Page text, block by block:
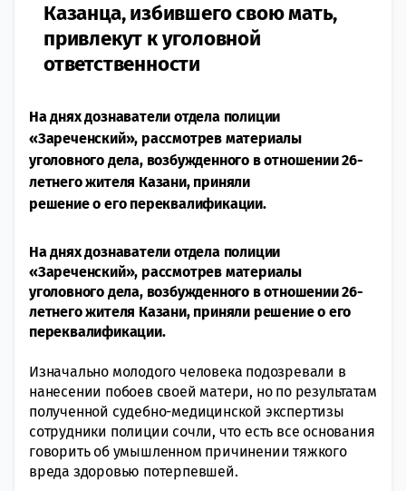
Казанца, избившего свою мать,
привлекут к уголовной
ответственности
На днях дознаватели отдела полиции
«Зареченский», рассмотрев материалы
уголовного дела, возбужденного в отношении 26-
летнего жителя Казани, приняли
решение о его переквалификации.
На днях дознаватели отдела полиции
«Зареченский», рассмотрев материалы
уголовного дела, возбужденного в отношении 26-
летнего жителя Казани, приняли решение о его
переквалификации.
Изначально молодого человека подозревали в
нанесении побоев своей матери, но по результатам
полученной судебно-медицинской экспертизы
сотрудники полиции сочли, что есть все основания
говорить об умышленном причинении тяжкого
вреда здоровью потерпевшей.